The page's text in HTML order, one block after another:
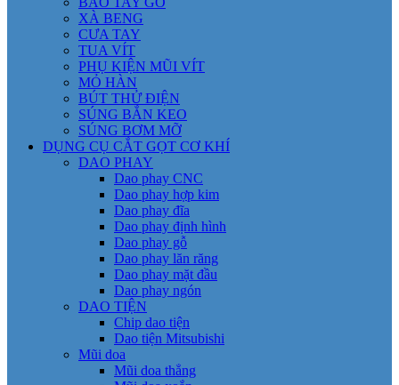
XÀ BENG
CƯA TAY
TUA VÍT
PHỤ KIỆN MŨI VÍT
MỎ HÀN
BÚT THỬ ĐIỆN
SÚNG BẮN KEO
SÚNG BƠM MỠ
DỤNG CỤ CẮT GỌT CƠ KHÍ
DAO PHAY
Dao phay CNC
Dao phay hợp kim
Dao phay đĩa
Dao phay định hình
Dao phay gỗ
Dao phay lăn răng
Dao phay mặt đầu
Dao phay ngón
DAO TIỆN
Chip dao tiện
Dao tiện Mitsubishi
Mũi doa
Mũi doa thẳng